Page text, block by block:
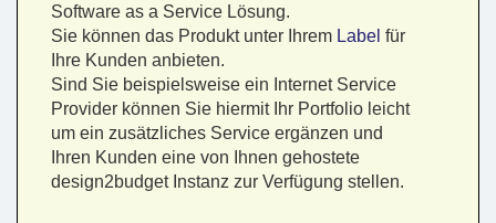
Software as a Service Lösung.
Sie können das Produkt unter Ihrem Label für
Ihre Kunden anbieten.
Sind Sie beispielsweise ein Internet Service
Provider können Sie hiermit Ihr Portfolio leicht
um ein zusätzliches Service ergänzen und
Ihren Kunden eine von Ihnen gehostete
design2budget Instanz zur Verfügung stellen.